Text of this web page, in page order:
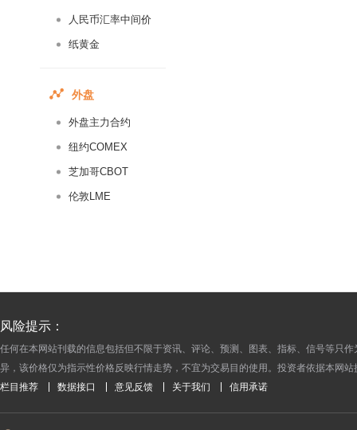
人民币汇率中间价
纸黄金
外盘
外盘主力合约
纽约COMEX
芝加哥CBOT
伦敦LME
2015-04-09
2015-04-06
2015-04-03
风险提示：
任何在本网站刊载的信息包括但不限于资讯、评论、预测、图表、指标、信号等只
异，该价格仅为指示性价格反映行情走势，不宜为交易目的使用。投资者依据本网
栏目推荐 数据接口 意见反馈 关于我们 信用承诺